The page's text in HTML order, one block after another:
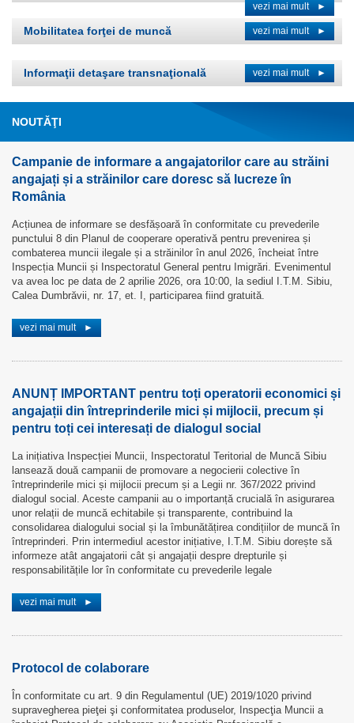
vezi mai mult ►
Mobilitatea forţei de muncă vezi mai mult ►
Informaţii detaşare transnaţională vezi mai mult ►
NOUTĂŢI
Campanie de informare a angajatorilor care au străini
angajați și a străinilor care doresc să lucreze în
România
Acțiunea de informare se desfășoară în conformitate cu prevederile
punctului 8 din Planul de cooperare operativă pentru prevenirea și
combaterea muncii ilegale și a străinilor în anul 2026, încheiat între
Inspecția Muncii și Inspectoratul General pentru Imigrări. Evenimentul
va avea loc pe data de 2 aprilie 2026, ora 10:00, la sediul I.T.M. Sibiu,
Calea Dumbrăvii, nr. 17, et. I, participarea fiind gratuită.
vezi mai mult ►
ANUNȚ IMPORTANT pentru toți operatorii economici și
angajații din întreprinderile mici și mijlocii, precum și
pentru toți cei interesați de dialogul social
La inițiativa Inspecției Muncii, Inspectoratul Teritorial de Muncă Sibiu
lansează două campanii de promovare a negocierii colective în
întreprinderile mici și mijlocii precum și a Legii nr. 367/2022 privind
dialogul social. Aceste campanii au o importanță crucială în asigurarea
unor relații de muncă echitabile și transparente, contribuind la
consolidarea dialogului social și la îmbunătățirea condițiilor de muncă în
întreprinderi. Prin intermediul acestor inițiative, I.T.M. Sibiu dorește să
informeze atât angajatorii cât și angajații despre drepturile și
responsabilitățile lor în conformitate cu prevederile legale
vezi mai mult ►
Protocol de colaborare
În conformitate cu art. 9 din Regulamentul (UE) 2019/1020 privind
supravegherea pieţei şi conformitatea produselor, Inspecţia Muncii a